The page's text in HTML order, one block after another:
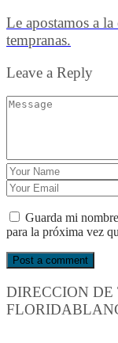
Le apostamos a
tempranas.
Leave a Reply
Guarda mi
para la próxima vez
DIRECCION DE